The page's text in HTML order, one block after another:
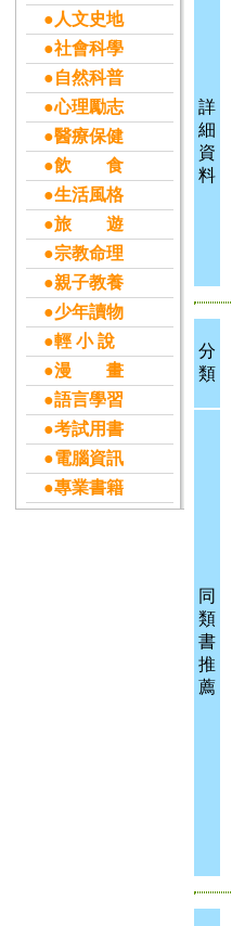
●人文史地
●社會科學
●自然科普
●心理勵志
●醫療保健
●飲 食
●生活風格
●旅 遊
●宗教命理
●親子教養
●少年讀物
●輕 小 說
●漫 畫
●語言學習
●考試用書
●電腦資訊
●專業書籍
詳
細
資
料
分
類
同
類
書
推
薦